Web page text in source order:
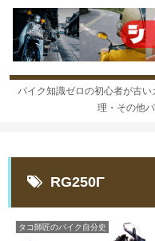
バイク知識ゼロの初心者が古
理・その他
RG250Γ
タコ師匠のバイク自分史